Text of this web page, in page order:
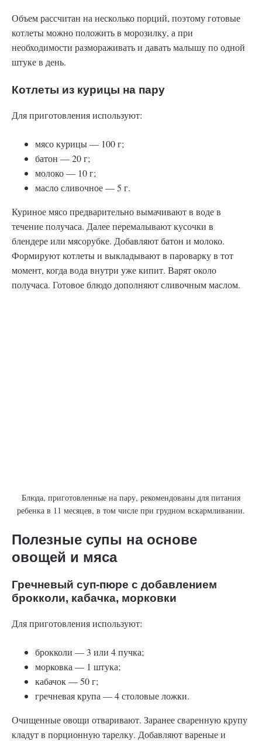
Объем рассчитан на несколько порций, поэтому готовые
котлеты можно положить в морозилку, а при
необходимости размораживать и давать малышу по одной
штуке в день.
Котлеты из курицы на пару
Для приготовления используют:
мясо курицы — 100 г;
батон — 20 г;
молоко — 10 г;
масло сливочное — 5 г.
Куриное мясо предварительно вымачивают в воде в
течение получаса. Далее перемалывают кусочки в
блендере или мясорубке. Добавляют батон и молоко.
Формируют котлеты и выкладывают в пароварку в тот
момент, когда вода внутри уже кипит. Варят около
получаса. Готовое блюдо дополняют сливочным маслом.
Блюда, приготовленные на пару, рекомендованы для питания
ребенка в 11 месяцев, в том числе при грудном вскармливании.
Полезные супы на основе
овощей и мяса
Гречневый суп-пюре с добавлением
брокколи, кабачка, морковки
Для приготовления используют:
брокколи — 3 или 4 пучка;
морковка — 1 штука;
кабачок — 50 г;
гречневая крупа — 4 столовые ложки.
Очищенные овощи отваривают. Заранее сваренную крупу
кладут в порционную тарелку. Добавляют вареные и